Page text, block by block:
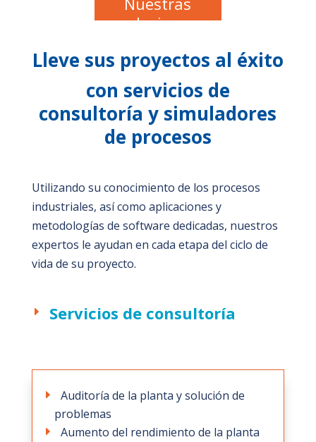
soluciones
Lleve sus proyectos al éxito
con servicios de
consultoría y simuladores
de procesos
Utilizando su conocimiento de los procesos
industriales, así como aplicaciones y
metodologías de software dedicadas, nuestros
expertos le ayudan en cada etapa del ciclo de
vida de su proyecto.
Servicios de consultoría
Auditoría de la planta y solución de
problemas
Aumento del rendimiento de la planta